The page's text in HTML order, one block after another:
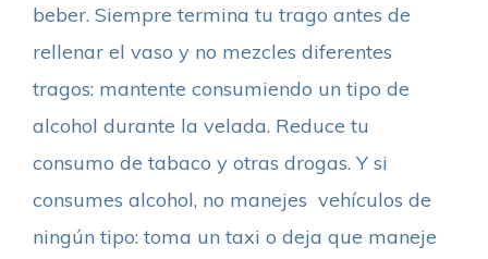
beber. Siempre termina tu trago antes de
rellenar el vaso y no mezcles diferentes
tragos: mantente consumiendo un tipo de
alcohol durante la velada. Reduce tu
consumo de tabaco y otras drogas. Y si
consumes alcohol, no manejes vehículos de
ningún tipo: toma un taxi o deja que maneje